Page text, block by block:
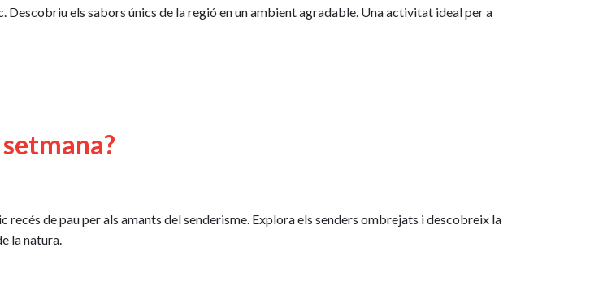
els sabors únics de la regió en un ambient agradable. Una activitat ideal per a
de pau per als amants del senderisme. Explora els senders ombrejats i descobreix la
la natura.